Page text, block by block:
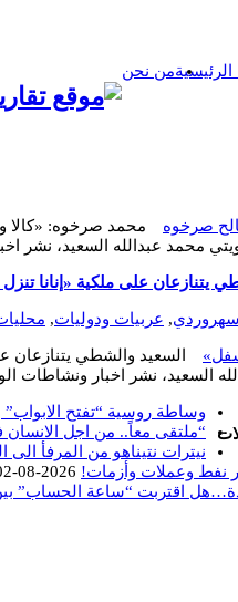
من نحن
محمد عبدالله السعيد، نشر
يتنازعان على ملكية «إنانا
سهروردي, عربيات ودوليات,
السعيد، نشر اخبار ونشاطات
وساطة روسية “تفتح
“ملتقى معاً.. من اجل الانسان
نيترات نتيناهو من المرفأ
نفط وعملات وأزمات! 2026-08-02
اقتربت “ساعة الحساب”